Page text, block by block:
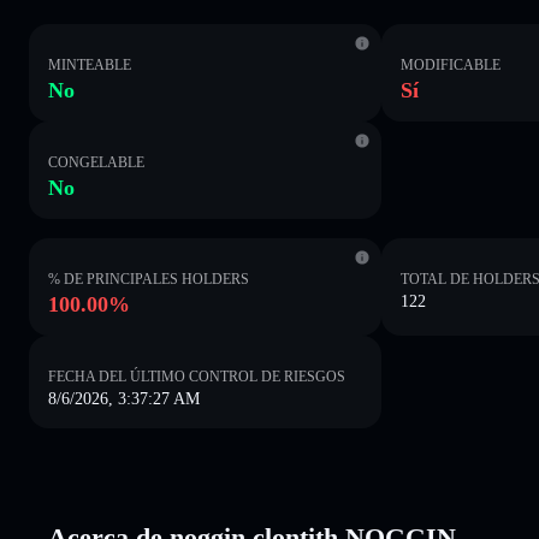
MINTEABLE
No
MODIFICABLE
Sí
CONGELABLE
No
% DE PRINCIPALES HOLDERS
100.00%
TOTAL DE
122
FECHA DEL ÚLTIMO CONTROL DE RIESGOS
8/6/2026, 3:37:27 AM